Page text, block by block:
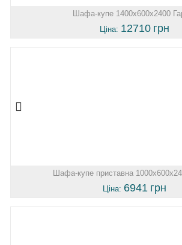
Шафа-купе 1400х600х2400
Ціна: 12710 грн
Шафа-купе приставна
Ціна: 6941 грн